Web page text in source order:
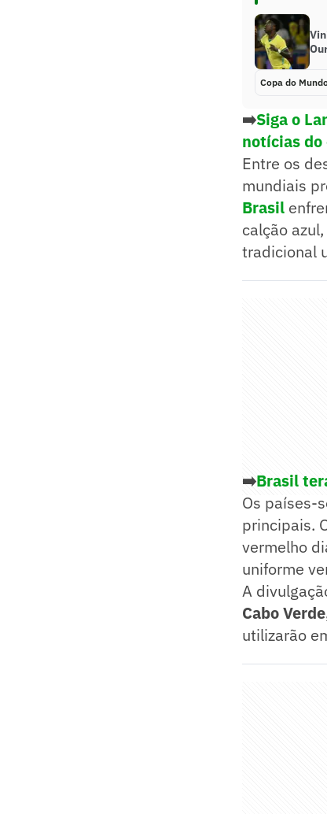
Copa do
➡️Siga o
notícias
Entre os
mundiais
Brasil
calção
tradicional
➡️Brasil
Os países-
principais.
vermelho
uniforme
A
Cabo
utilizarão